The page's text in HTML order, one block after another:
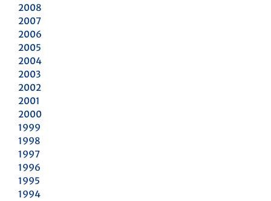
2008
2007
2006
2005
2004
2003
2002
2001
2000
1999
1998
1997
1996
1995
1994